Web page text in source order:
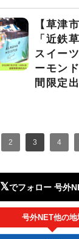
【草津
「近鉄
スイー
ーモン
間限定
2 3 4
𝕏でフォロー 号外
号外NET他の地